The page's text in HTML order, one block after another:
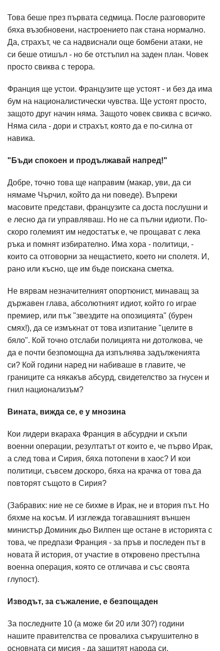
Това беше през първата седмица. После разговорите
бяха възобновени, настроението пак стана нормално.
Да, страхът, че са надвиснали още бомбени атаки, не
си беше отишъл - но бе отстъпил на заден план. Човек
просто свиква с терора.
Франция ще устои. Французите ще устоят - и без да има
бум на националистически чувства. Ще устоят просто,
защото друг начин няма. Защото човек свиква с всичко.
Няма сила - дори и страхът, която да е по-силна от
навика.
"Бъди спокоен и продължавай напред!"
Добре, точно това ще направим (макар, уви, да си
нямаме Чърчил, който да ни поведе). Въпреки
масовите представи, французите са доста послушни и
е лесно да ги управляваш. Но не са пълни идиоти. По-
скоро големият им недостатък е, че прощават с лека
ръка и помнят избирателно. Има хора - политици, -
които са отговорни за нещастието, което ни сполетя. И,
рано или късно, ще им бъде поискана сметка.
Не вярвам незначителният опортюнист, минаващ за
държавен глава, абсолютният идиот, който го играе
премиер, или пък "звездите на опозицията" (бурен
смях!), да се измъкнат от това изпитание "целите в
бяло". Кой точно отслаби полицията ни дотолкова, че
да е почти безпомощна да изпълнява задълженията
си? Кой години наред ни набиваше в главите, че
границите са някакъв абсурд, свидетелство за гнусен и
гнил национализъм?
Вината, вижда се, е у мнозина
Кои лидери вкараха Франция в абсурдни и скъпи
военни операции, резултатът от които е, че първо Ирак,
а след това и Сирия, бяха потопени в хаос? И кои
политици, съвсем доскоро, бяха на крачка от това да
повторят същото в Сирия?
(Забравих: ние не се бихме в Ирак, не и втория път. Но
бяхме на косъм. И изглежда тогавашният външен
министър Доминик дьо Вилпен ще остане в историята с
това, че предпази Франция - за пръв и последен път в
новата й история, от участие в откровено престъпна
военна операция, която се отличава и със своята
глупост).
Изводът, за съжаление, е безпощаден
За последните 10 (а може би 20 или 30?) години
нашите правителства се провалиха съкрушително в
основната си мисия - да защитят народа си.